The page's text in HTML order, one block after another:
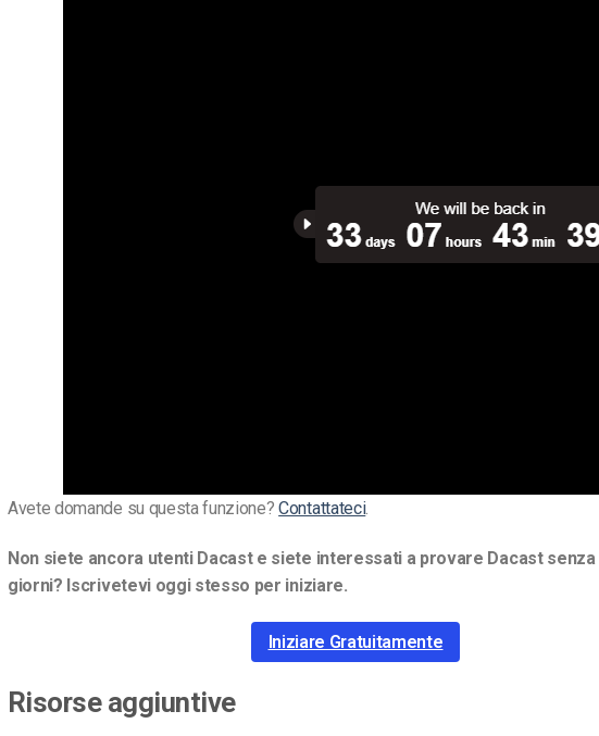
Avete domande su questa funzione?Contattateci.
Non siete ancora utenti Dacast e siete interessati a provare Dacast
giorni? Iscrivetevi oggi stesso per iniziare.
Iniziare Gratuitamente
Risorse aggiuntive